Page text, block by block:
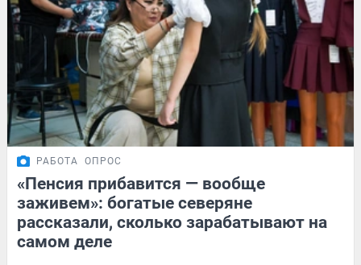
РАБОТА ОПРОС
«Пенсия прибавится — вообще
заживем»: богатые северяне
рассказали, сколько зарабатывают на
самом деле